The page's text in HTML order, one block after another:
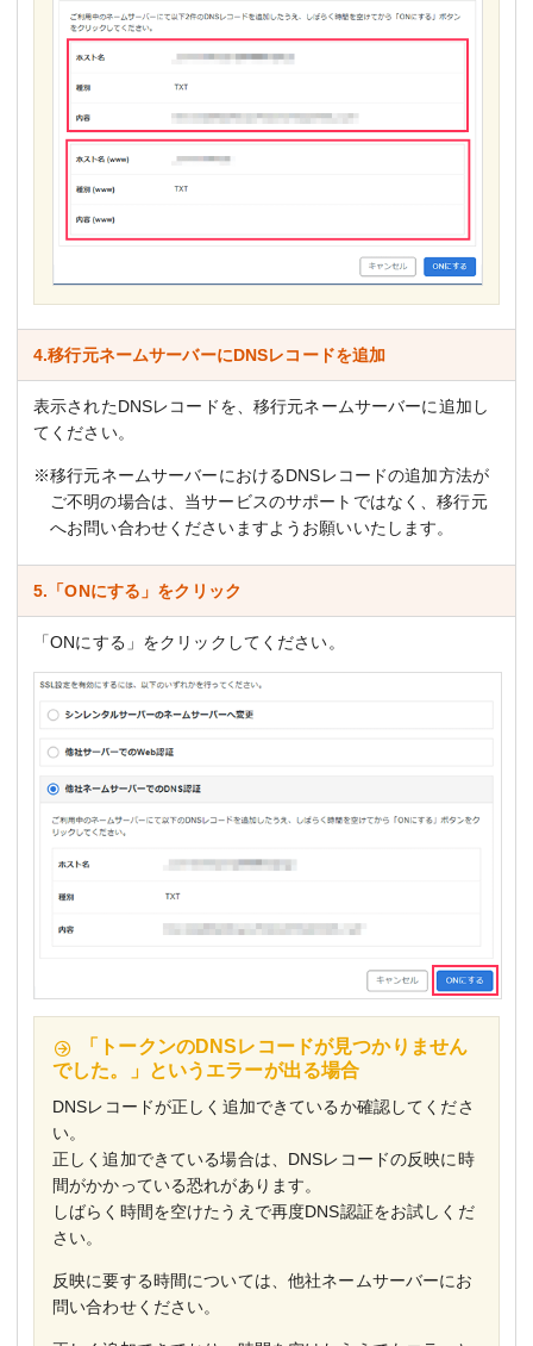
4.移行元ネームサーバーにDNSレコードを追加
表示されたDNSレコードを、移行元ネームサーバーに追加し
てください。
※移行元ネームサーバーにおけるDNSレコードの追加方法が
ご不明の場合は、当サービスのサポートではなく、移行元
へお問い合わせくださいますようお願いいたします。
5.「ONにする」をクリック
「ONにする」をクリックしてください。
「トークンのDNSレコードが見つかりません
でした。」というエラーが出る場合
DNSレコードが正しく追加できているか確認してくださ
い。
正しく追加できている場合は、DNSレコードの反映に時
間がかかっている恐れがあります。
しばらく時間を空けたうえで再度DNS認証をお試しくだ
さい。
反映に要する時間については、他社ネームサーバーにお
問い合わせください。